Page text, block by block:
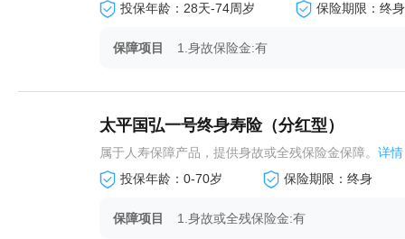
投保年龄：28天-74周岁
保险期限：终身
保障项目 1.身故保险金:有
太平国弘一号终身寿险（分红型）
属于人寿保障产品，提供身故或全残保险金保障。 详情
投保年龄：0-70岁
保险期限：终身
保障项目 1.身故或全残保险金:有